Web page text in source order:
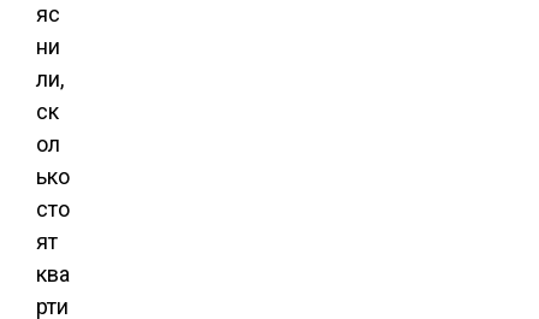
яс
ни
ли,
ск
ол
ько
сто
ят
ква
рти